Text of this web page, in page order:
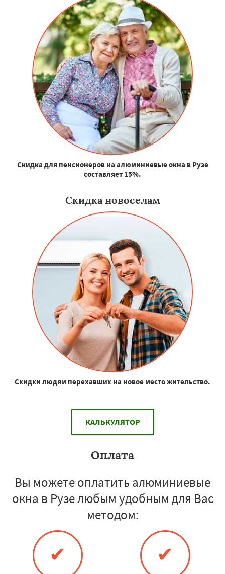
Скидка для пенсионеров на алюминиевые окна в Рузе
составляет 15%.
Скидка новоселам
Скидки людям перехавших на новое место жительство.
КАЛЬКУЛЯТОР
Оплата
Вы можете оплатить алюминиевые
окна в Рузе любым удобным для Вас
методом:
✔ ✔